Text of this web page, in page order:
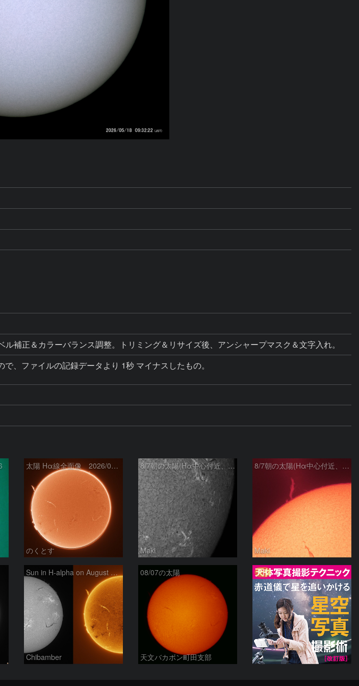
補正＆カラーバランス調整。トリミング＆リサイズ後、アンシャープマスク＆文字入れ。
、ファイルの記録データより 1秒 マイナスしたもの。
太陽 Hα線全面像 2026/08/07
のくとす
8/7朝の太陽(Hα中心付近、4498、4502付近)
Maki
8/7朝の太陽(Hα中心付近、プロミネンス)
Maki
Sun in H-alpha on August 7, 2026
Chibamber
08/07の太陽
天文バカボン町田支部
PR